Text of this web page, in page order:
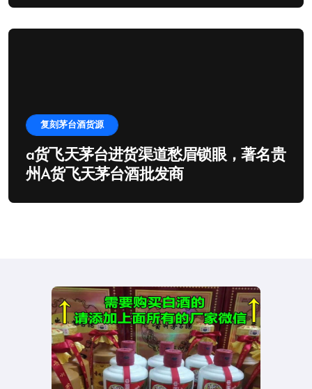
复刻茅台酒货源
a货飞天茅台进货渠道愁眉锁眼，著名贵
州A货飞天茅台酒批发商